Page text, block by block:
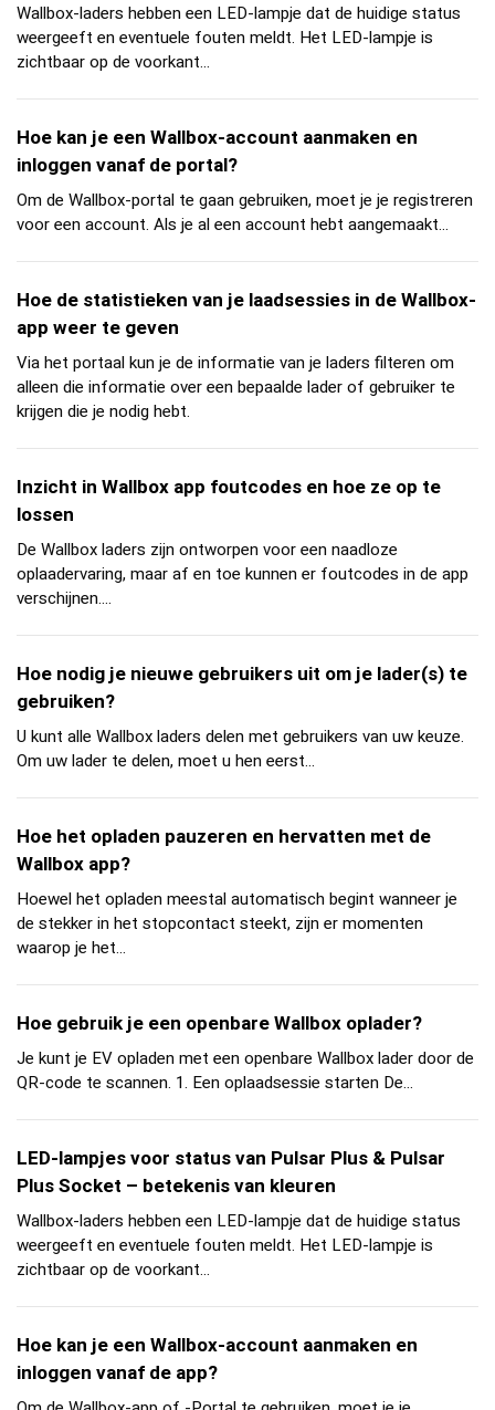
Wallbox-laders hebben een LED-lampje dat de huidige status
weergeeft en eventuele fouten meldt. Het LED-lampje is
zichtbaar op de voorkant...
Hoe kan je een Wallbox-account aanmaken en
inloggen vanaf de portal?
Om de Wallbox-portal te gaan gebruiken, moet je je registreren
voor een account. Als je al een account hebt aangemaakt...
Hoe de statistieken van je laadsessies in de Wallbox-
app weer te geven
Via het portaal kun je de informatie van je laders filteren om
alleen die informatie over een bepaalde lader of gebruiker te
krijgen die je nodig hebt.
Inzicht in Wallbox app foutcodes en hoe ze op te
lossen
De Wallbox laders zijn ontworpen voor een naadloze
oplaadervaring, maar af en toe kunnen er foutcodes in de app
verschijnen....
Hoe nodig je nieuwe gebruikers uit om je lader(s) te
gebruiken?
U kunt alle Wallbox laders delen met gebruikers van uw keuze.
Om uw lader te delen, moet u hen eerst...
Hoe het opladen pauzeren en hervatten met de
Wallbox app?
Hoewel het opladen meestal automatisch begint wanneer je
de stekker in het stopcontact steekt, zijn er momenten
waarop je het...
Hoe gebruik je een openbare Wallbox oplader?
Je kunt je EV opladen met een openbare Wallbox lader door de
QR-code te scannen. 1. Een oplaadsessie starten De...
LED-lampjes voor status van Pulsar Plus & Pulsar
Plus Socket – betekenis van kleuren
Wallbox-laders hebben een LED-lampje dat de huidige status
weergeeft en eventuele fouten meldt. Het LED-lampje is
zichtbaar op de voorkant...
Hoe kan je een Wallbox-account aanmaken en
inloggen vanaf de app?